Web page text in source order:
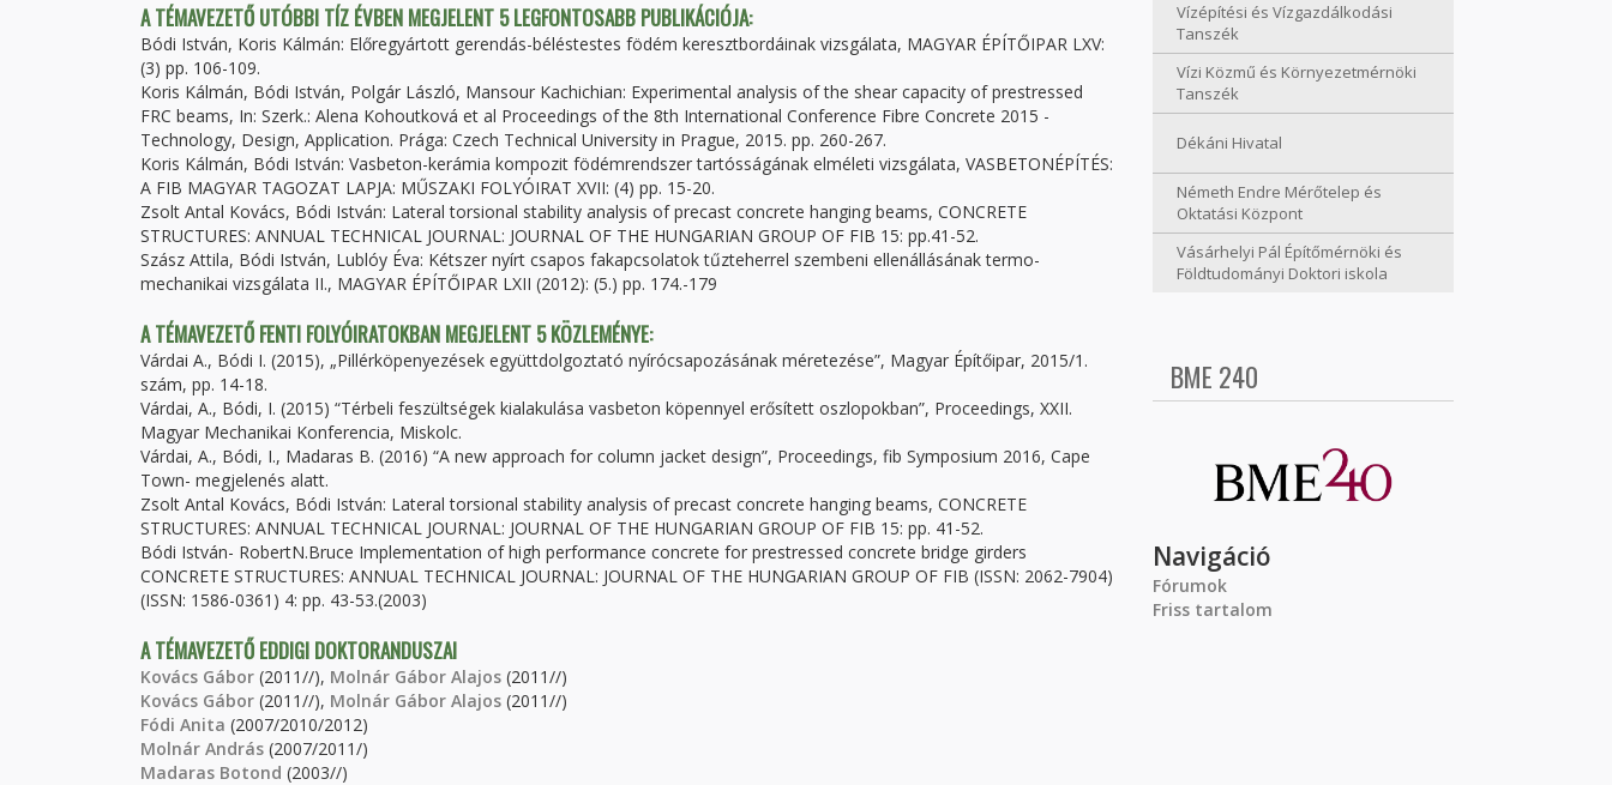
A TÉMAVEZETŐ UTÓBBI TÍZ ÉVBEN MEGJELENT 5 LEGFONTOSABB PUBLIKÁCIÓJA:
Bódi István, Koris Kálmán: Előregyártott gerendás-béléstestes födém keresztbordáinak vizsgálata, MAGYAR ÉPÍTŐIPAR LXV:
(3) pp. 106-109.
Koris Kálmán, Bódi István, Polgár László, Mansour Kachichian: Experimental analysis of the shear capacity of prestressed
FRC beams, In: Szerk.: Alena Kohoutková et al Proceedings of the 8th International Conference Fibre Concrete 2015 -
Technology, Design, Application. Prága: Czech Technical University in Prague, 2015. pp. 260-267.
Koris Kálmán, Bódi István: Vasbeton-kerámia kompozit födémrendszer tartósságának elméleti vizsgálata, VASBETONÉPÍTÉS:
A FIB MAGYAR TAGOZAT LAPJA: MŰSZAKI FOLYÓIRAT XVII: (4) pp. 15-20.
Zsolt Antal Kovács, Bódi István: Lateral torsional stability analysis of precast concrete hanging beams, CONCRETE
STRUCTURES: ANNUAL TECHNICAL JOURNAL: JOURNAL OF THE HUNGARIAN GROUP OF FIB 15: pp.41-52.
Szász Attila, Bódi István, Lublóy Éva: Kétszer nyírt csapos fakapcsolatok tűzteherrel szembeni ellenállásának termo-
mechanikai vizsgálata II., MAGYAR ÉPÍTŐIPAR LXII (2012): (5.) pp. 174.-179
A TÉMAVEZETŐ FENTI FOLYÓIRATOKBAN MEGJELENT 5 KÖZLEMÉNYE:
Várdai A., Bódi I. (2015), „Pillérköpenyezések együttdolgoztató nyírócsapozásának méretezése”, Magyar Építőipar, 2015/1.
szám, pp. 14-18.
Várdai, A., Bódi, I. (2015) “Térbeli feszültségek kialakulása vasbeton köpennyel erősített oszlopokban”, Proceedings, XXII.
Magyar Mechanikai Konferencia, Miskolc.
Várdai, A., Bódi, I., Madaras B. (2016) “A new approach for column jacket design”, Proceedings, fib Symposium 2016, Cape
Town- megjelenés alatt.
Zsolt Antal Kovács, Bódi István: Lateral torsional stability analysis of precast concrete hanging beams, CONCRETE
STRUCTURES: ANNUAL TECHNICAL JOURNAL: JOURNAL OF THE HUNGARIAN GROUP OF FIB 15: pp. 41-52.
Bódi István- RobertN.Bruce Implementation of high performance concrete for prestressed concrete bridge girders
CONCRETE STRUCTURES: ANNUAL TECHNICAL JOURNAL: JOURNAL OF THE HUNGARIAN GROUP OF FIB (ISSN: 2062-7904)
(ISSN: 1586-0361) 4: pp. 43-53.(2003)
A TÉMAVEZETŐ EDDIGI DOKTORANDUSZAI
Kovács Gábor (2011//), Molnár Gábor Alajos (2011//)
Kovács Gábor (2011//), Molnár Gábor Alajos (2011//)
Fódi Anita (2007/2010/2012)
Molnár András (2007/2011/)
Madaras Botond (2003//)
Vízépítési és Vízgazdálkodási
Tanszék
Vízi Közmű és Környezetmérnöki
Tanszék
Dékáni Hivatal
Németh Endre Mérőtelep és
Oktatási Központ
Vásárhelyi Pál Építőmérnöki és
Földtudományi Doktori iskola
BME 240
Navigáció
Fórumok
Friss tartalom